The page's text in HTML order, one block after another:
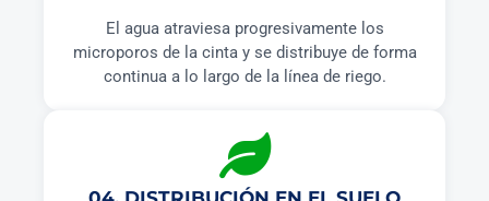
El agua atraviesa progresivamente los
microporos de la cinta y se distribuye de forma
continua a lo largo de la línea de riego.